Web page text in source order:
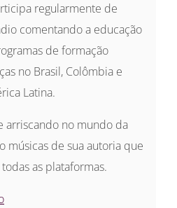
regularmente de
comentando a educação
de formação
no Brasil, Colômbia e
Latina.
arriscando no mundo da
músicas de sua autoria que
as plataformas.